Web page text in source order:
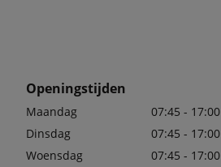
Openingstijden
Maandag
07:45 - 17:00
Dinsdag
07:45 - 17:00
Woensdag
07:45 - 17:00